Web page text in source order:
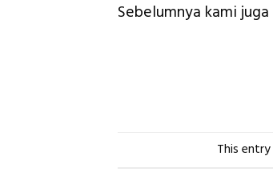
Sebelumnya kami
This